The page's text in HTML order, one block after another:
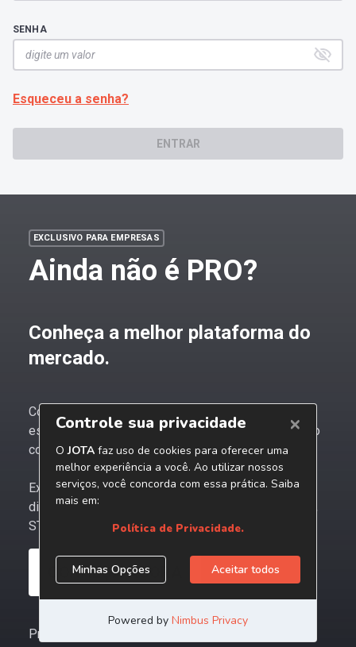
SENHA
Esqueceu a senha?
ENTRAR
EXCLUSIVO PARA EMPRESAS
Ainda não é PRO?
Conheça a melhor plataforma do
mercado.
Com o JOTA PRO Tributos, você e sua empresa
estarão sempre um passo à frente nas mudanças no
contencioso tributário nacional.
Experimente grátis e acompanhe os bastidores das
discussões tributárias mais relevantes de Carf, STF,
STJ e Congresso.
CONHEÇA AGORA
Procurando soluções para pessoas físicas?